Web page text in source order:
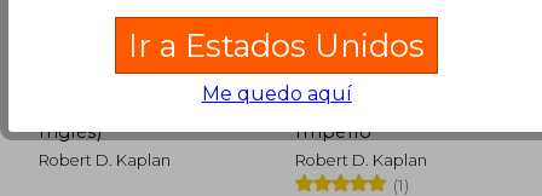
Inglés)
Robert D. Kaplan
Imperio
Robert D. Kaplan
(1)
Ir a Estados Unidos
Me quedo aquí